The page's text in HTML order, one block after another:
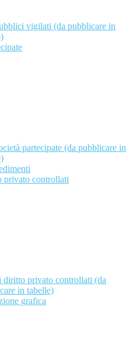
vigilati (da pubblicare in
partecipate (da pubblicare in
privato controllati
diritto privato controllati (da
in tabelle)
grafica